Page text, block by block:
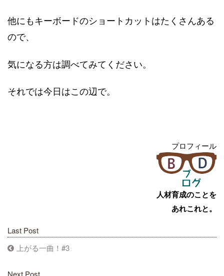
他にもキーボードのショートカットはたくさんある
ので、
気になる方は調べてみてください。
それでは今日はこの辺で。
プロフィール
人材育成のことを
あれこれと。
Last Post
上がる一曲！#3
Next Post